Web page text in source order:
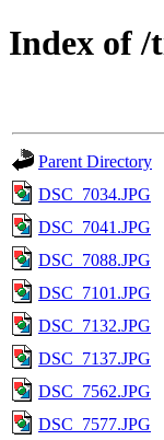
Index of /
Parent Directory
DSC_7034.JPG
DSC_7041.JPG
DSC_7088.JPG
DSC_7101.JPG
DSC_7132.JPG
DSC_7137.JPG
DSC_7562.JPG
DSC_7577.JPG